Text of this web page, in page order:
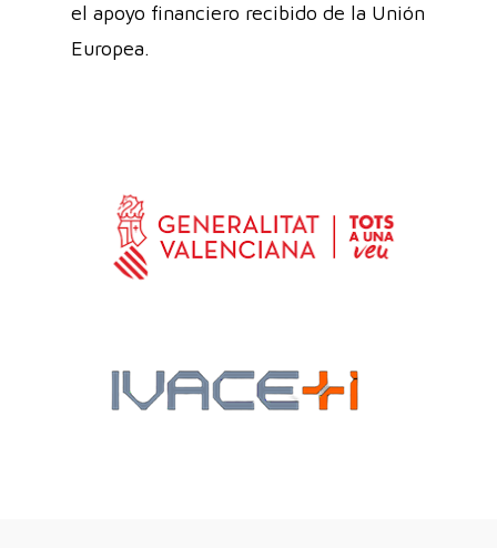
el apoyo financiero recibido de la Unión
Europea.